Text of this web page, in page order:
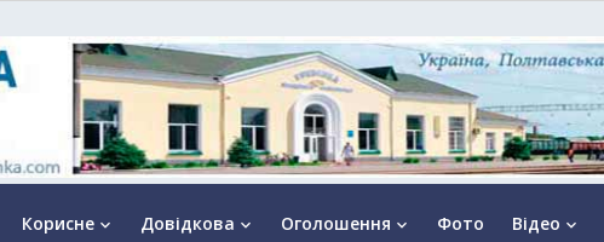
Корисне keyboard_arrow_down Довідкова keyboard_arrow_down Оголошення keyboard_arrow_down Фото Відео keyboard_arrow_down